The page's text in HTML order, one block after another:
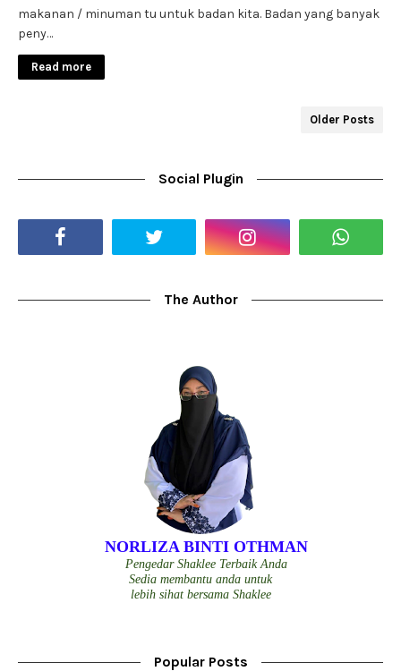
makanan / minuman tu untuk badan kita. Badan yang banyak
peny…
Read more
Older Posts
Social Plugin
The Author
NORLIZA BINTI OTHMAN
Pengedar Shaklee Terbaik Anda
Sedia membantu anda untuk
lebih sihat bersama Shaklee
Popular Posts